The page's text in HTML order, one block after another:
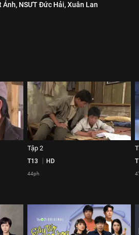
Ánh, NSƯT Đức Hải,Xuân Lan
Tập 2
T13 HD
44ph